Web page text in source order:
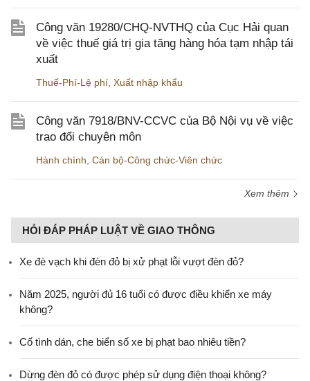
Công văn 19280/CHQ-NVTHQ của Cục Hải quan
về việc thuế giá trị gia tăng hàng hóa tạm nhập tái
xuất
Thuế-Phí-Lệ phí Xuất nhập khẩu
Công văn 7918/BNV-CCVC của Bộ Nội vụ về việc
trao đổi chuyên môn
Hành chính Cán bộ-Công chức-Viên chức
Xem thêm
HỎI ĐÁP PHÁP LUẬT VỀ GIAO THÔNG
Xe đè vạch khi đèn đỏ bị xử phạt lỗi vượt đèn đỏ?
Năm 2025, người đủ 16 tuổi có được điều khiển xe máy
không?
Cố tình dán, che biển số xe bị phạt bao nhiêu tiền?
Dừng đèn đỏ có được phép sử dụng điện thoại không?